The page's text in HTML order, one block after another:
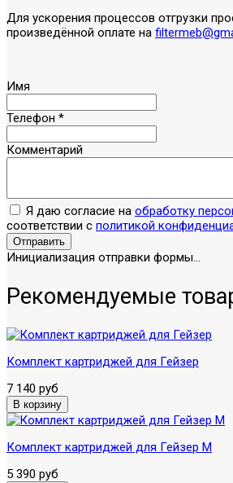
Для ускорения процессов отгрузки
произведённой оплате на
Имя
Телефон *
Комментарий
Я даю согласие на обработку
соответствии с политикой
Отправить
Инициализация отправки формы...
Рекомендуемые
Комплект картриджей для Гейзер
7 140 руб
Комплект картриджей для Гейзер М
5 390 руб